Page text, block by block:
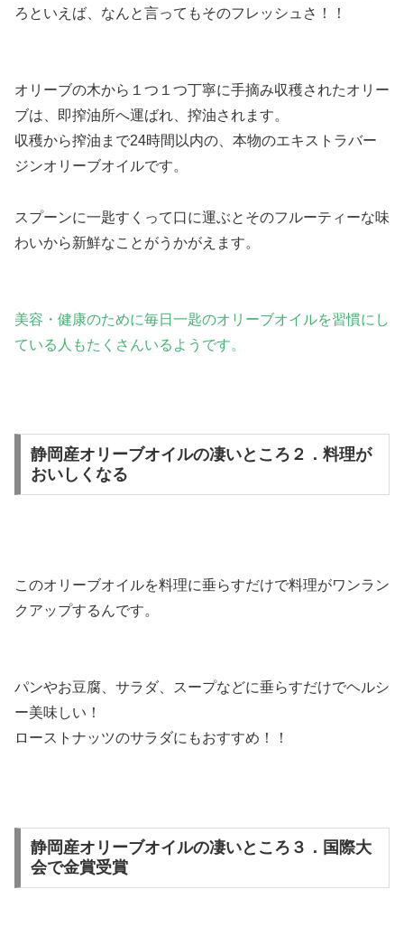
ろといえば、なんと言ってもそのフレッシュさ！！
オリーブの木から１つ１つ丁寧に手摘み収穫されたオリー
ブは、即搾油所へ運ばれ、搾油されます。
収穫から搾油まで24時間以内の、本物のエキストラバー
ジンオリーブオイルです。
スプーンに一匙すくって口に運ぶとそのフルーティーな味
わいから新鮮なことがうかがえます。
美容・健康のために毎日一匙のオリーブオイルを習慣にし
ている人もたくさんいるようです。
静岡産オリーブオイルの凄いところ２．料理が
おいしくなる
このオリーブオイルを料理に垂らすだけで料理がワンラン
クアップするんです。
パンやお豆腐、サラダ、スープなどに垂らすだけでヘルシ
ー美味しい！
ローストナッツのサラダにもおすすめ！！
静岡産オリーブオイルの凄いところ３．国際大
会で金賞受賞